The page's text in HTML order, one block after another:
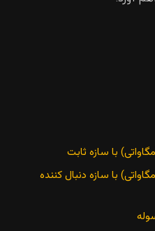
با سازه ثابت
با سازه دنبال کننده